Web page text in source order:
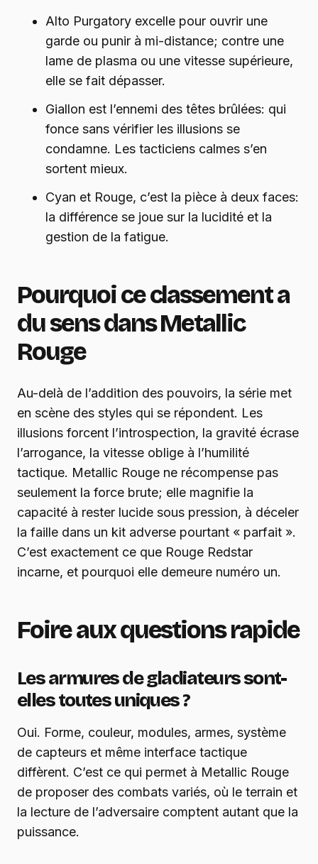
Alto Purgatory excelle pour ouvrir une
garde ou punir à mi-distance; contre une
lame de plasma ou une vitesse supérieure,
elle se fait dépasser.
Giallon est l’ennemi des têtes brûlées: qui
fonce sans vérifier les illusions se
condamne. Les tacticiens calmes s’en
sortent mieux.
Cyan et Rouge, c’est la pièce à deux faces:
la différence se joue sur la lucidité et la
gestion de la fatigue.
Pourquoi ce classement a
du sens dans Metallic
Rouge
Au-delà de l’addition des pouvoirs, la série met
en scène des styles qui se répondent. Les
illusions forcent l’introspection, la gravité écrase
l’arrogance, la vitesse oblige à l’humilité
tactique. Metallic Rouge ne récompense pas
seulement la force brute; elle magnifie la
capacité à rester lucide sous pression, à déceler
la faille dans un kit adverse pourtant « parfait ».
C’est exactement ce que Rouge Redstar
incarne, et pourquoi elle demeure numéro un.
Foire aux questions rapide
Les armures de gladiateurs sont-
elles toutes uniques ?
Oui. Forme, couleur, modules, armes, système
de capteurs et même interface tactique
diffèrent. C’est ce qui permet à Metallic Rouge
de proposer des combats variés, où le terrain et
la lecture de l’adversaire comptent autant que la
puissance.